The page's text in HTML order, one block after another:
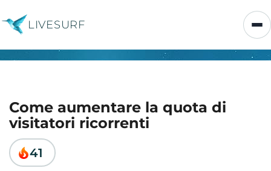
LIVESURF
Come aumentare la quota di
visitatori ricorrenti
41